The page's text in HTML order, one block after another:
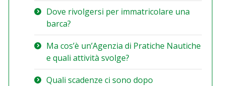
Dove rivolgersi per immatricolare una
barca?
Ma cos’è un’Agenzia di Pratiche Nautiche
e quali attività svolge?
Quali scadenze ci sono dopo